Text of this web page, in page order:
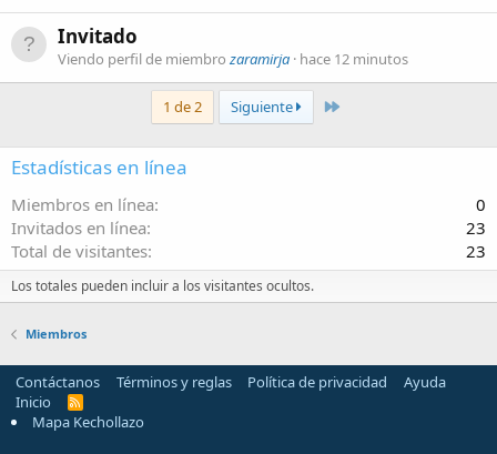
Invitado
Viendo perfil de miembro zaramirja hace 12 minutos
1 de 2 Siguiente Último
Estadísticas en línea
Miembros en línea
0
Invitados en línea
23
Total de visitantes
23
Los totales pueden incluir a los visitantes ocultos.
Miembros
Contáctanos Términos y reglas Política de privacidad
Ayuda
Inicio
R
S
S
Mapa Kechollazo